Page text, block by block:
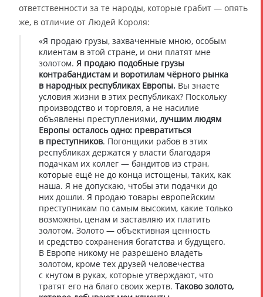
ответственности за те народы, которые грабит — опять
же, в отличие от Людей Короля:
«Я продаю грузы, захваченные мною, особым
клиентам в этой стране, и они платят мне
золотом. Я продаю подобные грузы
контрабандистам и воротилам чёрного рынка
в народных республиках Европы. Вы знаете
условия жизни в этих республиках? Поскольку
производство и торговля, а не насилие
объявлены преступлениями, лучшим людям
Европы осталось одно: превратиться
в преступников. Погонщики рабов в этих
республиках держатся у власти благодаря
подачкам их коллег — бандитов из стран,
которые ещё не до конца истощены, таких, как
наша. Я не допускаю, чтобы эти подачки до
них дошли. Я продаю товары европейским
преступникам по самым высоким, какие только
возможны, ценам и заставляю их платить
золотом. Золото — объективная ценность
и средство сохранения богатства и будущего.
В Европе никому не разрешено владеть
золотом, кроме тех друзей человечества
с кнутом в руках, которые утверждают, что
тратят его на благо своих жертв. Таково золото,